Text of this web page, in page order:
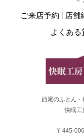
ご来店予約 店舗
よくある
西尾のふとん
快眠工
〒445-